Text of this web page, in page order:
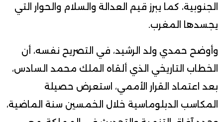
الجنوبية، كما يبرز قيم العدالة والسلام والحوار التي
يجسدها المغرب.
وأوضح حمدي ولد الرشيد، في التصريح نفسه، أن
الخطاب التاريخي الذي ألقاه الملك محمد السادس،
بعد اعتماد القرار الأممي، استعرض حصيلة
المكاسب الدبلوماسية خلال الخمسين سنة الماضية،